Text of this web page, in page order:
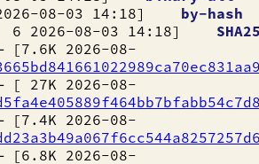
08-03 14:18] by-hash
08-03 14:18]
2026-08-
2026-08-
2026-08-
2026-08-